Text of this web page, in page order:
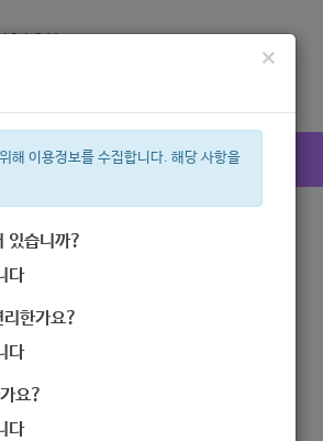
청 복지시설찾기
복지관
×
해 이용정보를 수집합니다. 해당 사항을
있습니까?
다
한가요?
다
요?
다